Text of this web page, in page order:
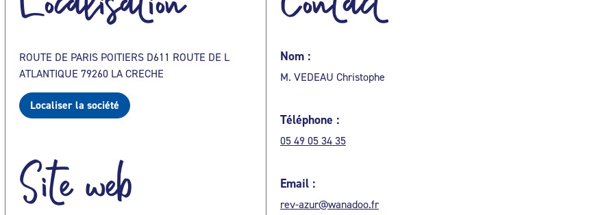
ROUTE DE PARIS POITIERS D611 ROUTE DE L
ATLANTIQUE 79260 LA CRECHE
Localiser la société
Site web
Nom :
M. VEDEAU Christophe
Téléphone :
05 49 05 34 35
Email :
rev-azur@wanadoo.fr